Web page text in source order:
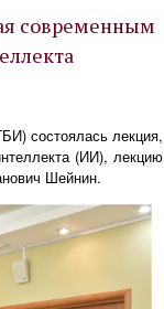
современным
состоялась лекция,
(ИИ), лекцию
Шейнин.